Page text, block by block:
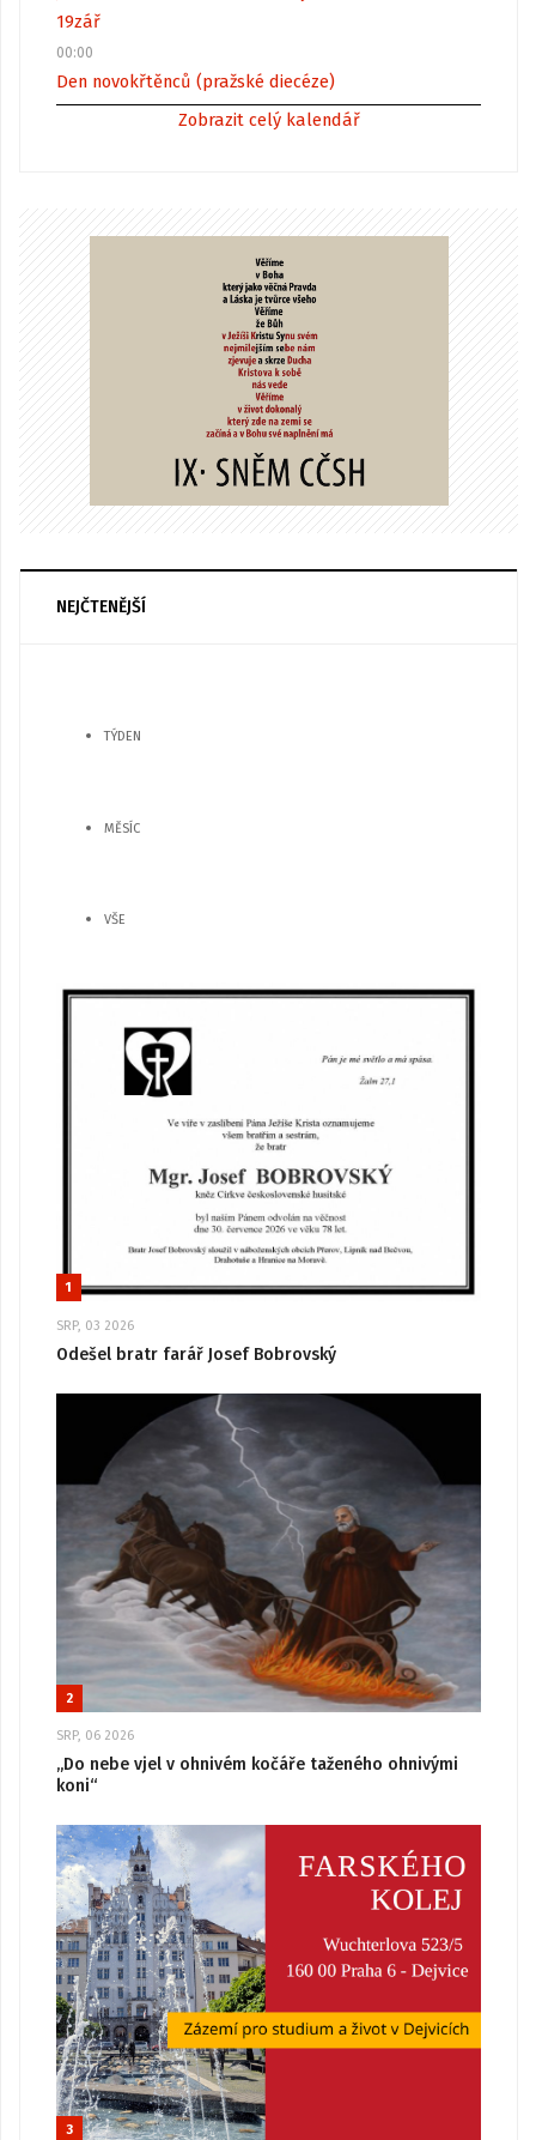
19zář
00:00
Den novokřtěnců (pražské diecéze)
Zobrazit celý kalendář
NEJČTENĚJŠÍ
TÝDEN
MĚSÍC
VŠE
1
SRP, 03 2026
Odešel bratr farář Josef Bobrovský
2
SRP, 06 2026
„Do nebe vjel v ohnivém kočáře taženého ohnivými
koni“
3